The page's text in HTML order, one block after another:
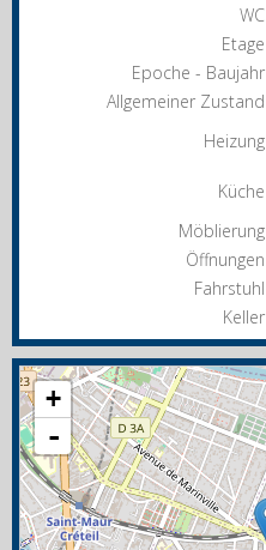
WC
Etage
Epoche - Baujahr
Allgemeiner Zustand
Heizung
Küche
Möblierung
Öffnungen
Fahrstuhl
Keller
+
-